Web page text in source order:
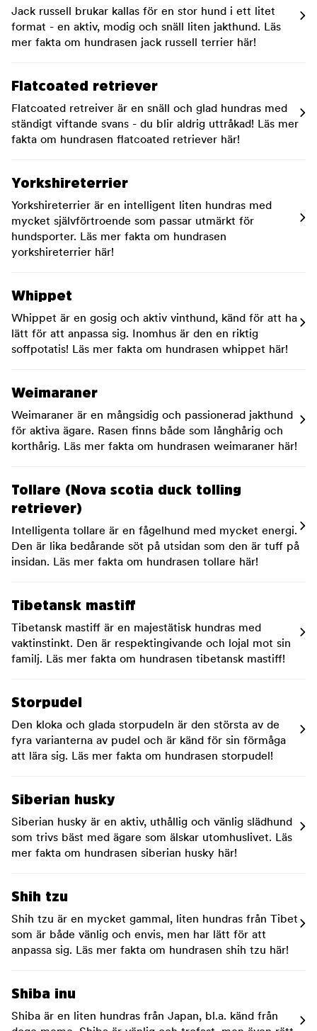
Jack russell brukar kallas för en stor hund i ett litet
format - en aktiv, modig och snäll liten jakthund. Läs
mer fakta om hundrasen jack russell terrier här!
Flatcoated retriever
Flatcoated retreiver är en snäll och glad hundras med
ständigt viftande svans - du blir aldrig uttråkad! Läs mer
fakta om hundrasen flatcoated retriever här!
Yorkshireterrier
Yorkshireterrier är en intelligent liten hundras med
mycket självförtroende som passar utmärkt för
hundsporter. Läs mer fakta om hundrasen
yorkshireterrier här!
Whippet
Whippet är en gosig och aktiv vinthund, känd för att ha
lätt för att anpassa sig. Inomhus är den en riktig
soffpotatis! Läs mer fakta om hundrasen whippet här!
Weimaraner
Weimaraner är en mångsidig och passionerad jakthund
för aktiva ägare. Rasen finns både som långhårig och
korthårig. Läs mer fakta om hundrasen weimaraner här!
Tollare (Nova scotia duck tolling
retriever)
Intelligenta tollare är en fågelhund med mycket energi.
Den är lika bedårande söt på utsidan som den är tuff på
insidan. Läs mer fakta om hundrasen tollare här!
Tibetansk mastiff
Tibetansk mastiff är en majestätisk hundras med
vaktinstinkt. Den är respektingivande och lojal mot sin
familj. Läs mer fakta om hundrasen tibetansk mastiff!
Storpudel
Den kloka och glada storpudeln är den största av de
fyra varianterna av pudel och är känd för sin förmåga
att lära sig. Läs mer fakta om hundrasen storpudel!
Siberian husky
Siberian husky är en aktiv, uthållig och vänlig slädhund
som trivs bäst med ägare som älskar utomhuslivet. Läs
mer fakta om hundrasen siberian husky här!
Shih tzu
Shih tzu är en mycket gammal, liten hundras från Tibet
som är både vänlig och envis, men har lätt för att
anpassa sig. Läs mer fakta om hundrasen shih tzu här!
Shiba inu
Shiba är en liten hundras från Japan, bl.a. känd från